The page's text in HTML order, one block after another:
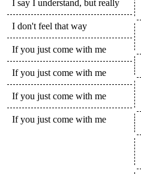
I say I understand, but really
I don't feel that way
If you just come with me
If you just come with me
If you just come with me
If you just come with me